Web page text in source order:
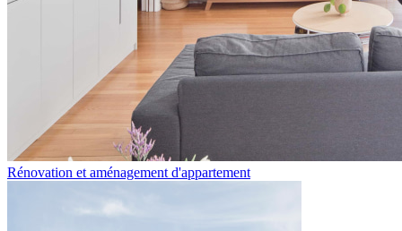
Rénovation et aménagement d'appartement